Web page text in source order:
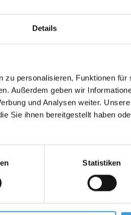
Details
zu personalisieren, Funktionen
Außerdem geben wir
und Analysen weiter.
Sie ihnen bereitgestellt haben
Statistiken